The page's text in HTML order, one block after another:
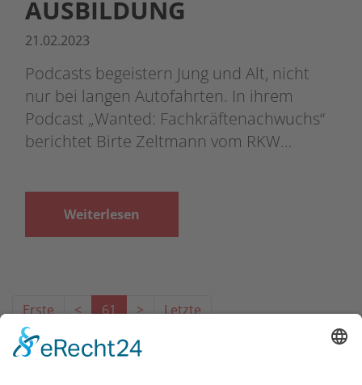
AUSBILDUNG
21.02.2023
Podcasts begeistern Jung und Alt, nicht
nur bei langen Autofahrten. In ihrem
Podcast „Wanted: Fachkräftenachwuchs“
berichtet Birte Zeltmann vom RKW…
Weiterlesen
Erste < 61 > Letzte